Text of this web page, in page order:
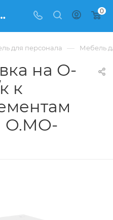
ЛДСП купить в Москве, цена 18 598 ₽ - интернет-магазин ФРАНКОМ 0
для персонала — Мебель
на О-
к